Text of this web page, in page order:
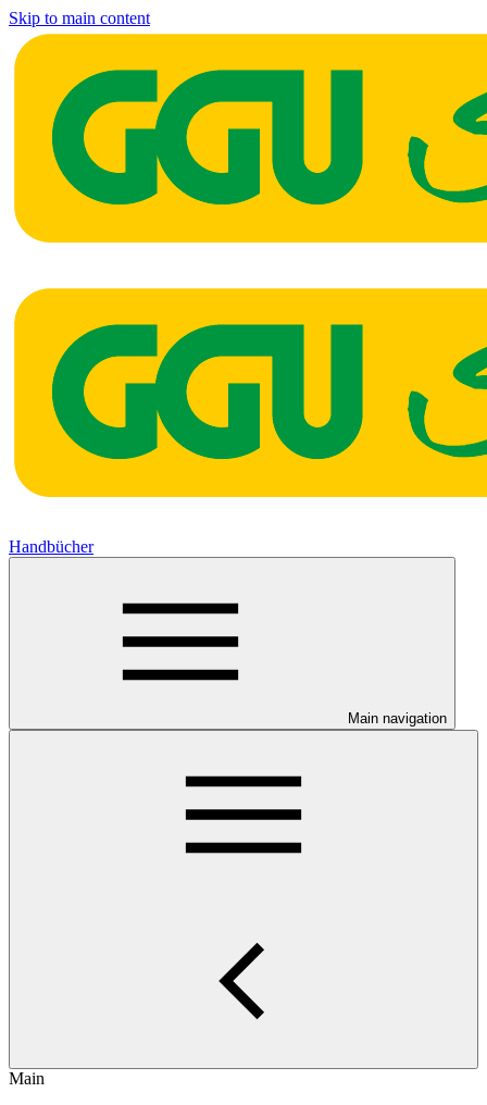
Skip to main content
Handbücher
Main navigation
Main